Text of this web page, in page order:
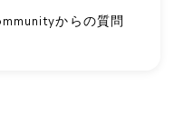
からの質問